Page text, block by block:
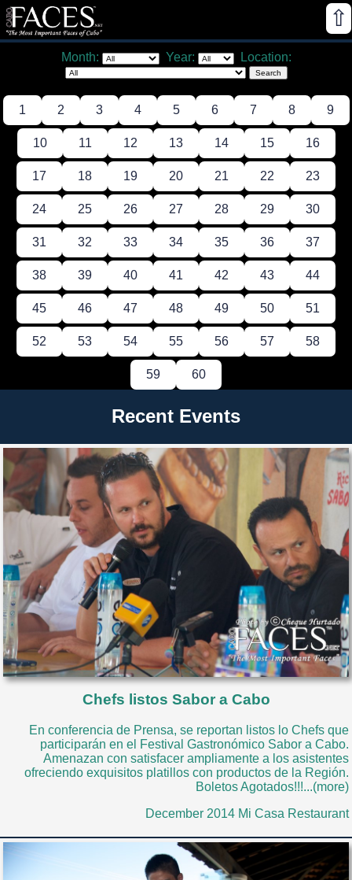
⇧
Month: Year: Location:
1 2 3 4 5 6 7 8 9
10 11 12 13 14 15 16
17 18 19 20 21 22 23
24 25 26 27 28 29 30
31 32 33 34 35 36 37
38 39 40 41 42 43 44
45 46 47 48 49 50 51
52 53 54 55 56 57 58
59 60
Recent Events
Chefs listos Sabor a Cabo
En conferencia de Prensa, se reportan listos lo Chefs que
participarán en el Festival Gastronómico Sabor a Cabo.
Amenazan con satisfacer ampliamente a los asistentes
ofreciendo exquisitos platillos con productos de la Región.
Boletos Agotados!!!...(more)
December 2014 Mi Casa Restaurant